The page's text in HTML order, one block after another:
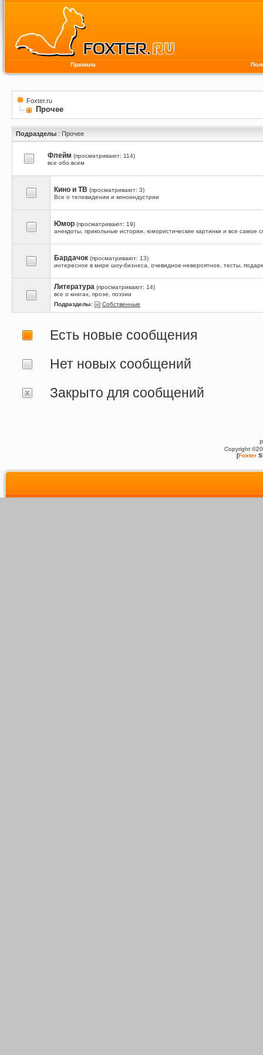
Правила
Foxter.ru
Прочее
Подразделы : Прочее
Флейм (просматривают: 114)
все обо всем
Кино и ТВ (просматривают: 3)
Все о телевидении и киноиндустрии
Юмор (просматривают: 19)
анекдоты, прикольные истории, юмористические картинки и все самое
Бардачок (просматривают: 13)
интересное в мире шоу-бизнеса, очевидное-невероятное, тесты,
Литература (просматривают: 14)
все о книгах, прозе, поэзии
Подразделы: Собственные
Есть новые сообщения
Нет новых сообщений
Закрыто для сообщений
Copyright
[Foxter